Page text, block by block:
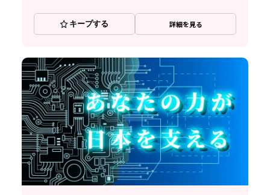
キープする 詳細を見る